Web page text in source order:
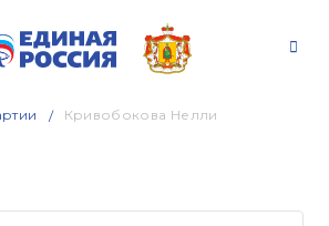
Кривобокова Нелли